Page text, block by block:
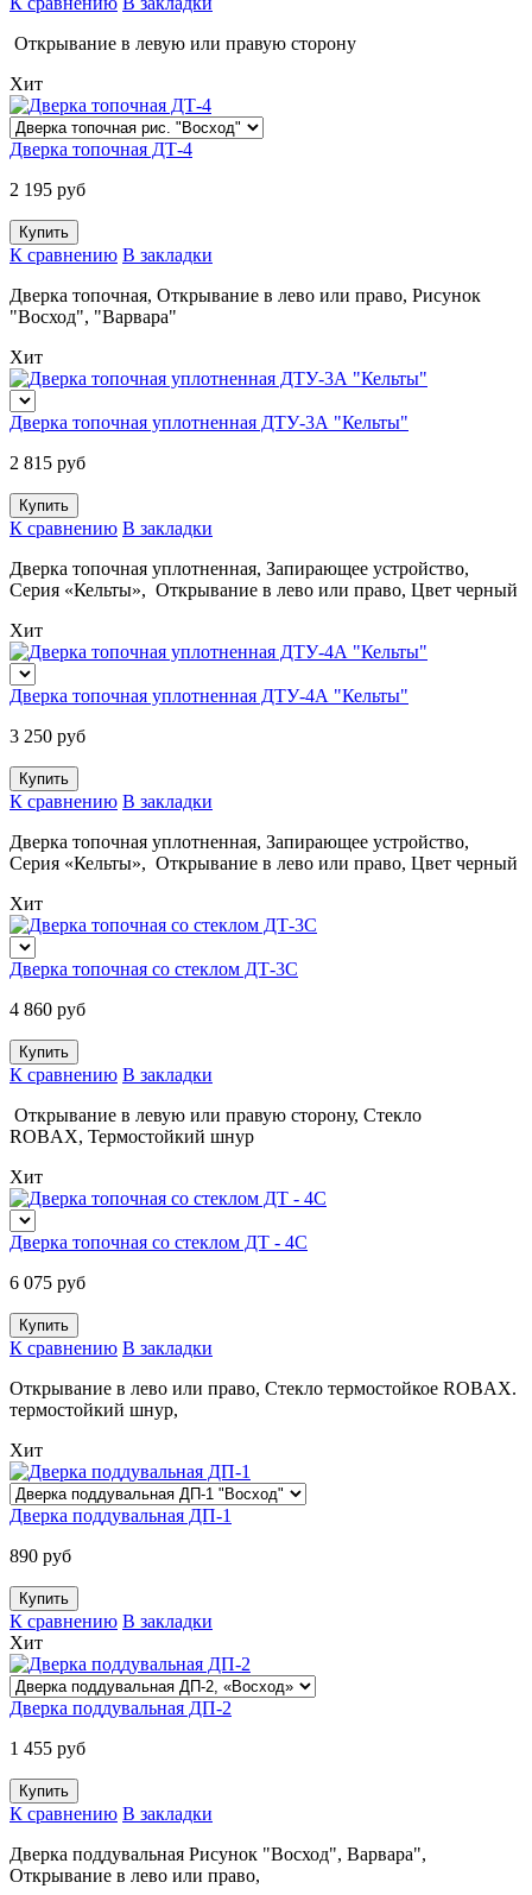
Открывание в левую или правую сторону
Хит
Дверка топочная ДТ-4
2 195 руб
К сравнению В закладки
Дверка топочная, Открывание в лево или право, Рисунок
"Восход", "Варвара"
Хит
Дверка топочная уплотненная ДТУ-3А "Кельты"
2 815 руб
К сравнению В закладки
Дверка топочная уплотненная, Запирающее устройство,
Серия «Кельты», Открывание в лево или право, Цвет черный
Хит
Дверка топочная уплотненная ДТУ-4А "Кельты"
3 250 руб
К сравнению В закладки
Дверка топочная уплотненная, Запирающее устройство,
Серия «Кельты», Открывание в лево или право, Цвет черный
Хит
Дверка топочная со стеклом ДТ-3С
4 860 руб
К сравнению В закладки
Открывание в левую или правую сторону, Стекло
ROBAX, Термостойкий шнур
Хит
Дверка топочная со стеклом ДТ - 4С
6 075 руб
К сравнению В закладки
Открывание в лево или право, Стекло термостойкое ROBAX.
термостойкий шнур,
Хит
Дверка поддувальная ДП-1
890 руб
К сравнению В закладки
Хит
Дверка поддувальная ДП-2
1 455 руб
К сравнению В закладки
Дверка поддувальная Рисунок "Восход", Варвара",
Открывание в лево или право,